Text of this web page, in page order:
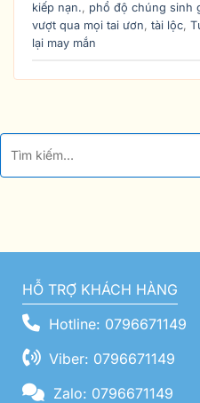
kiếp nạn., phổ độ chúng sinh
vượt qua mọi tai ươn, tài lộc,
lại may mắn
HỖ TRỢ KHÁCH HÀNG
Hotline: 0796671149
Viber: 0796671149
Zalo: 0796671149